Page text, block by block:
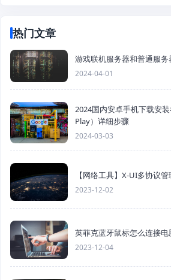
热门文章
游戏联机服务器和普通服务
2024-04-01
2024国内安卓手机下载安
Play）详细步骤
2024-03-03
【网络工具】X-UI多协议
2023-12-02
英菲克蓝牙鼠标怎么连接电
2023-12-04